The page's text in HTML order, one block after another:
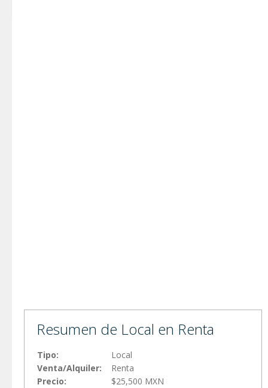
Resumen de Local en Renta
Tipo:
Local
Venta/Alquiler:
Renta
Precio:
$25,500 MXN